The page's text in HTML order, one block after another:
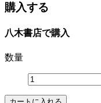
購入する
八木書店で購入
数量